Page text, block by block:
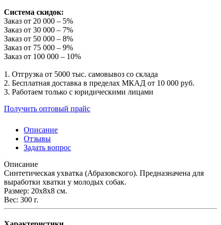
Система скидок:
Заказ от 20 000 – 5%
Заказ от 30 000 – 7%
Заказ от 50 000 – 8%
Заказ от 75 000 – 9%
Заказ от 100 000 – 10%
1. Отгрузка от 5000 тыс. самовывоз со склада
2. Бесплатная доставка в пределах МКАД от 10 000 руб.
3. Работаем только с юридическими лицами
Получить оптовый прайс
Описание
Отзывы
Задать вопрос
Описание
Синтетическая ухватка (Абразовского). Предназначена для
выработки хватки у молодых собак.
Размер: 20х8х8 см.
Вес: 300 г.